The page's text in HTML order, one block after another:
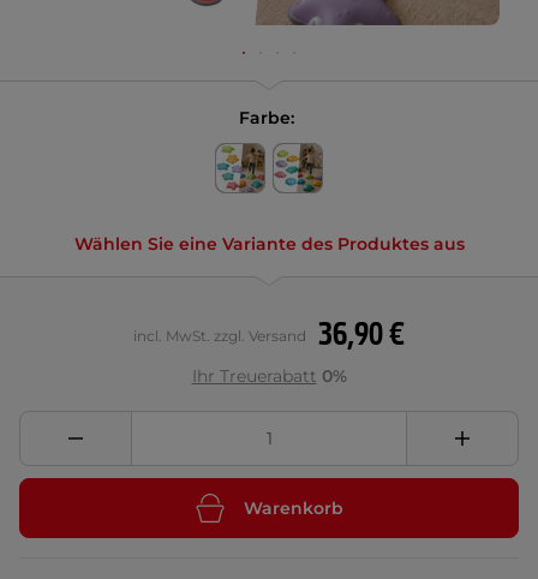
Farbe:
Wählen Sie eine Variante des Produktes aus
36,90 €
incl. MwSt. zzgl. Versand
Ihr Treuerabatt 0%
Warenkorb